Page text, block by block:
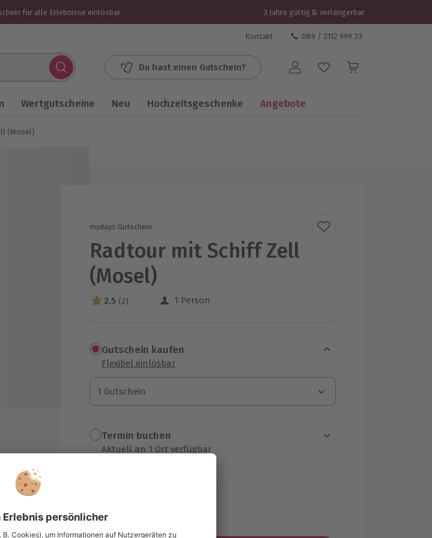
für alle Erlebnisse einlösbar 3 Jahre gültig & verlängerbar
Kontakt 089 / 2112 999 33
Du hast einen Gutschein? Benutzerkonto
Wertgutscheine Neu Hochzeitsgeschenke Angebote
(Mosel)
mydays Gutschein
Radtour mit Schiff Zell
(Mosel)
2.5 Sterne von 5 aus 2 Bewertungen
2.5 (2) 1 Person
Gutschein kaufen
Flexibel einlösbar
1 Gutschein
1 Gutschein
1 Gutschein
Termin buchen
Aktuell an 1 Ort verfügbar
zzgl. Versand